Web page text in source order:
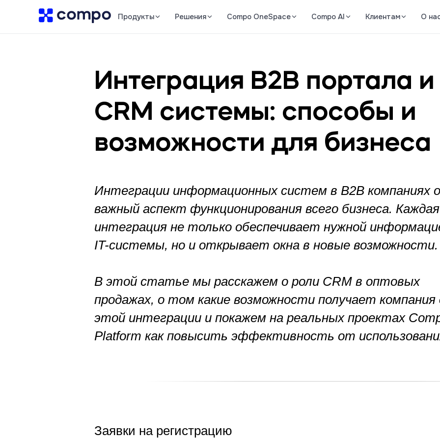
Продукты Решения Compo OneSpace Compo AI Клиентам О
Интеграция B2B портала и
CRM системы: способы и
возможности для бизнеса
Интеграции информационных систем в B2B компаниях
важный аспект функционирования всего бизнеса. Каждая
интеграция не только обеспечивает нужной
IT-системы, но и открывает окна в новые возможности.
В этой статье мы расскажем о роли CRM в оптовых
продажах, о том какие возможности получает
этой интеграции и покажем на реальных проектах
Platform как повысить эффективность от
Заявки на регистрацию